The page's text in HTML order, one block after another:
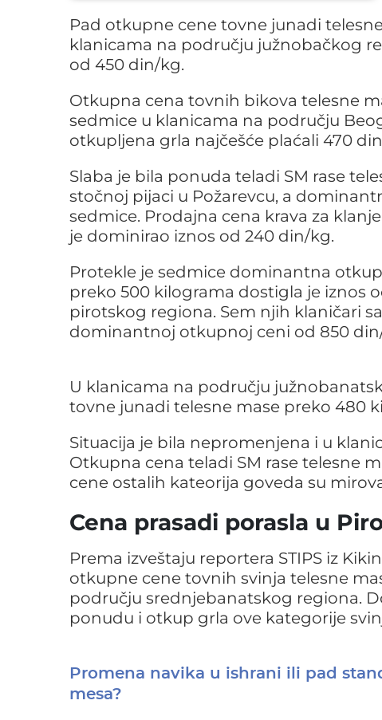
Pad otkupne cene tovne junadi
klanicama na području južnobačkog
od 450 din/kg.
Otkupna cena tovnih bikova telesne
sedmice u klanicama na području
otkupljena grla najčešće plaćali 470
Slaba je bila ponuda teladi SM rase
stočnoj pijaci u Požarevcu, a
sedmice. Prodajna cena krava za
je dominirao iznos od 240 din/kg.
Protekle je sedmice dominantna
preko 500 kilograma dostigla je iznos
pirotskog regiona. Sem njih klaničari
dominantnoj otkupnoj ceni od 850
U klanicama na području
tovne junadi telesne mase preko 480
Situacija je bila nepromenjena i u
Otkupna cena teladi SM rase telesne
cene ostalih kateorija goveda su
Cena prasadi porasla u
Prema izveštaju reportera STIPS iz
otkupne cene tovnih svinja telesne
području srednjebanatskog regiona.
ponudu i otkup grla ove kategorije
Promena navika u ishrani ili pad
mesa?